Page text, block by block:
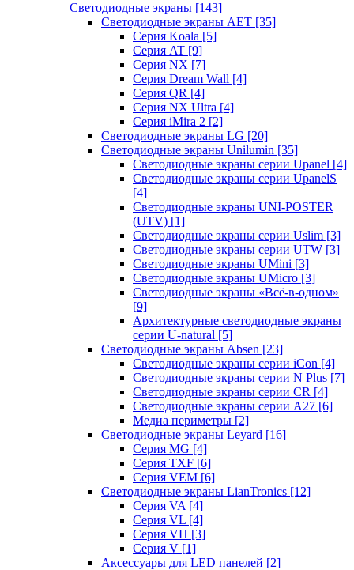
Светодиодные экраны [143]
Светодиодные экраны AET [35]
Cерия Koala [5]
Серия AT [9]
Серия NX [7]
Серия Dream Wall [4]
Серия QR [4]
Серия NX Ultra [4]
Серия iMira 2 [2]
Светодиодные экраны LG [20]
Светодиодные экраны Unilumin [35]
Светодиодные экраны серии Upanel [4]
Светодиодные экраны серии UpanelS
[4]
Светодиодные экраны UNI-POSTER
(UTV) [1]
Светодиодные экраны серии Uslim [3]
Светодиодные экраны серии UTW [3]
Светодиодные экраны UMini [3]
Светодиодные экраны UMicro [3]
Светодиодные экраны «Всё-в-одном»
[9]
Архитектурные светодиодные экраны
серии U-natural [5]
Светодиодные экраны Absen [23]
Светодиодные экраны серии iCon [4]
Светодиодные экраны серии N Plus [7]
Светодиодные экраны серии CR [4]
Светодиодные экраны серии А27 [6]
Медиа периметры [2]
Светодиодные экраны Leyard [16]
Серия MG [4]
Серия TXF [6]
Серия VEM [6]
Светодиодные экраны LianTronics [12]
Серия VA [4]
Серия VL [4]
Серия VH [3]
Серия V [1]
Аксессуары для LED панелей [2]